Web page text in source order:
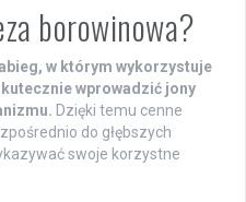
borowinowa?
w którym wykorzystuje
wprowadzić jony
Dzięki temu cenne
do głębszych
swoje korzystne